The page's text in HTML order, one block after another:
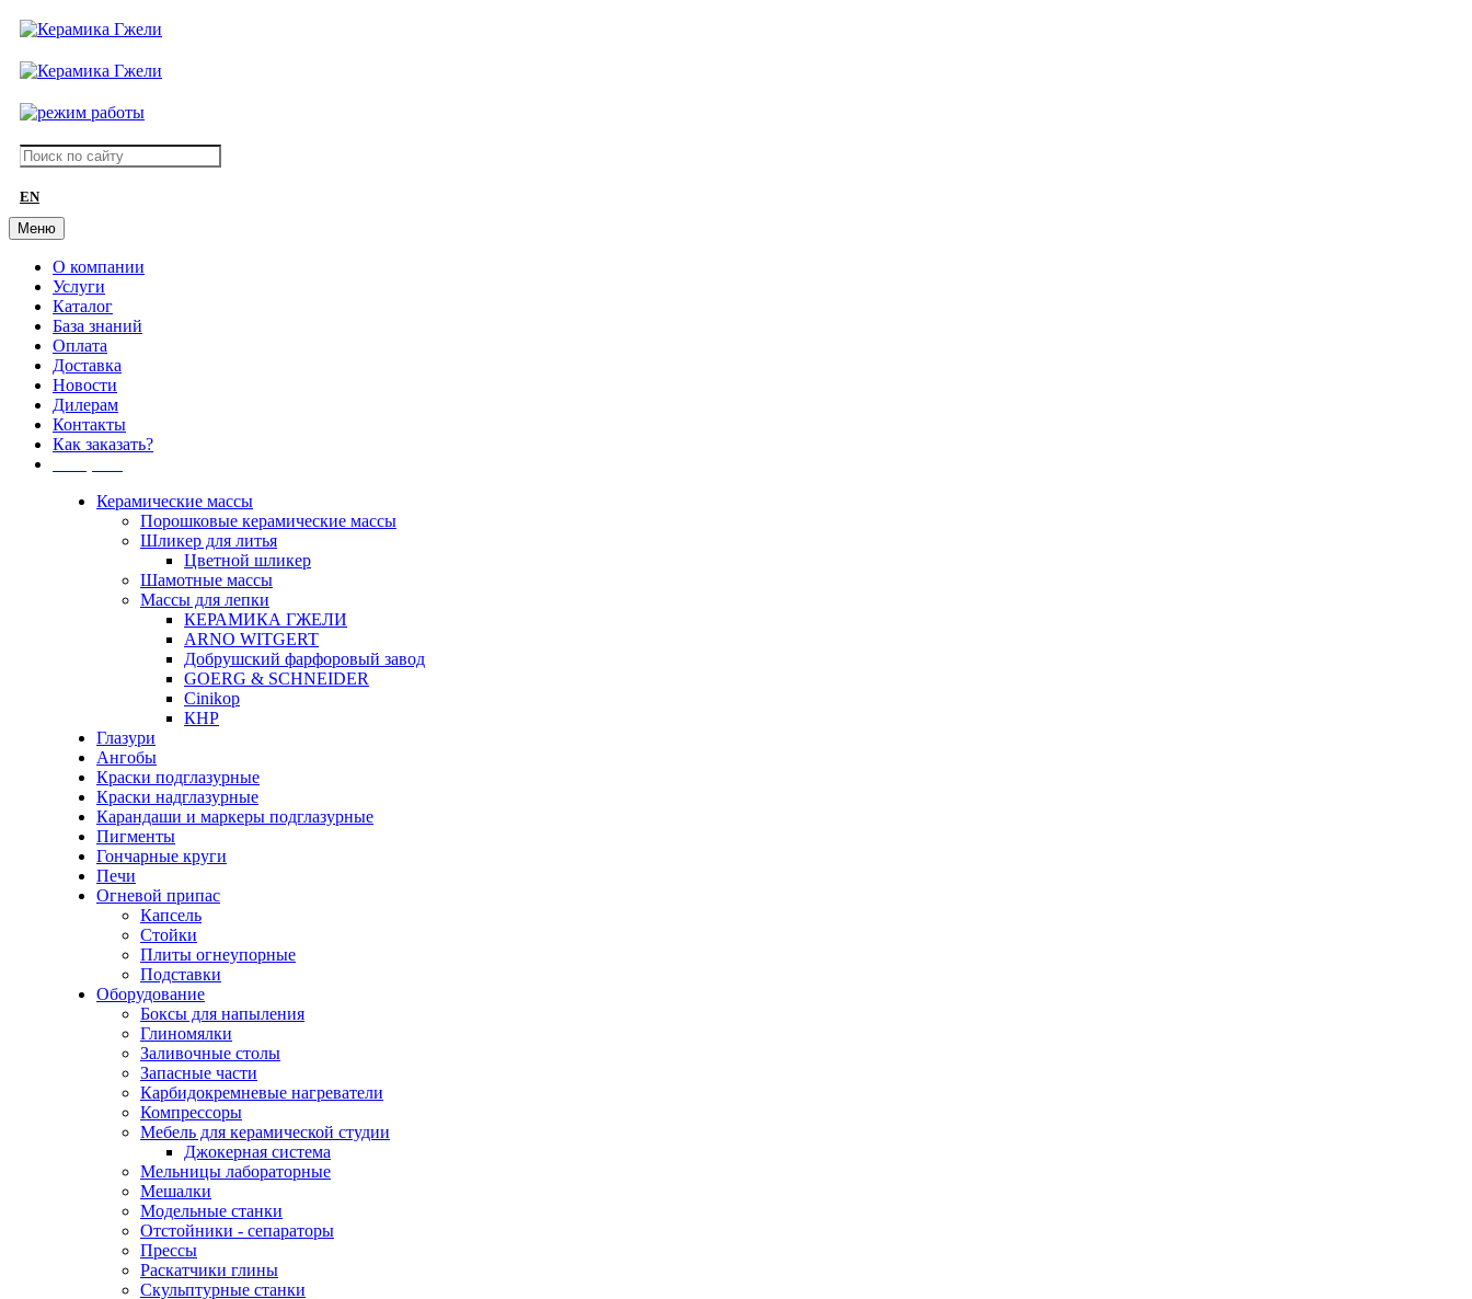
EN
Меню
О компании
Услуги
Каталог
База знаний
Оплата
Доставка
Новости
Дилерам
Контакты
Как заказать?
Керамические массы
Порошковые керамические массы
Шликер для литья
Цветной шликер
Шамотные массы
Массы для лепки
КЕРАМИКА ГЖЕЛИ
ARNO WITGERT
Добрушский фарфоровый завод
GOERG & SCHNEIDER
Cinikop
КНР
Глазури
Ангобы
Краски подглазурные
Краски надглазурные
Карандаши и маркеры подглазурные
Пигменты
Гончарные круги
Печи
Огневой припас
Капсель
Стойки
Плиты огнеупорные
Подставки
Оборудование
Боксы для напыления
Глиномялки
Заливочные столы
Запасные части
Карбидокремневые нагреватели
Компрессоры
Мебель для керамической студии
Джокерная система
Мельницы лабораторные
Мешалки
Модельные станки
Отстойники - сепараторы
Прессы
Раскатчики глины
Скульптурные станки